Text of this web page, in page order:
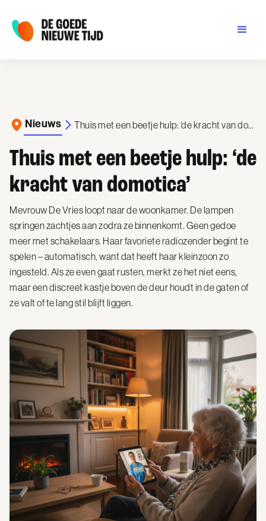
Nieuws Thuis met een beetje hulp: ‘de kracht van domotica’
Thuis met een beetje hulp: ‘de
kracht van domotica’
Mevrouw De Vries loopt naar de woonkamer. De lampen
springen zachtjes aan zodra ze binnenkomt. Geen gedoe
meer met schakelaars. Haar favoriete radiozender begint te
spelen – automatisch, want dat heeft haar kleinzoon zo
ingesteld. Als ze even gaat rusten, merkt ze het niet eens,
maar een discreet kastje boven de deur houdt in de gaten of
ze valt of te lang stil blijft liggen.